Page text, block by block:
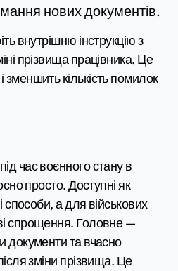
нових документів.
внутрішню інструкцію з
прізвища працівника. Це
кількість помилок
час воєнного стану в
просто. Доступні як
способи, а для військових
спрощення. Головне —
документи та вчасно
зміни прізвища. Це